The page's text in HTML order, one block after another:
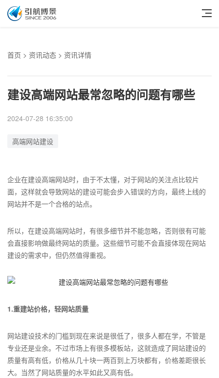
首页 > 资讯动态 > 资讯详情
建设高端网站最常忽略的问题有哪些
2024-07-28 16:35:00
高端网站建设
企业在建设高端网站时，由于不太懂，对于网站的关注点比较片
面，这样就会导致网站的建设可能会步入错误的方向，最终上线的
网站并不是一个合格的站点。
所以，在建设高端网站时，有很多细节并不能忽略，否则很有可能
会直接影响做最终网站的质量。这些细节可能不会直接体现在网站
建设的需求中，但仍然值得重视。
1.重建站价格，轻网站质量
网站建设技术的门槛到现在来说是很低了，很多人都在学，不管是
专业还是业余。不过市场上有很多模板站，这就造成了网站建设的
质量有高有低，价格从几十块一两百到上万块都有，价格差距很长
大。当然了网站质量的水平如此又高有低。